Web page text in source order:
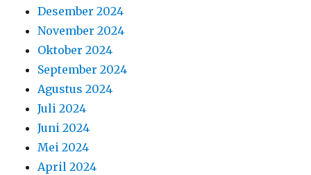
Desember 2024
November 2024
Oktober 2024
September 2024
Agustus 2024
Juli 2024
Juni 2024
Mei 2024
April 2024